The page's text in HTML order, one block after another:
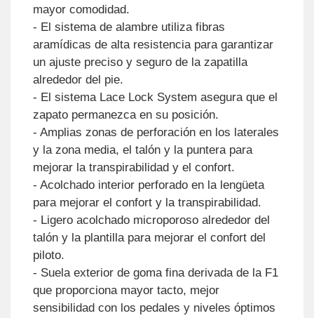
mayor comodidad.
- El sistema de alambre utiliza fibras
aramídicas de alta resistencia para garantizar
un ajuste preciso y seguro de la zapatilla
alrededor del pie.
- El sistema Lace Lock System asegura que el
zapato permanezca en su posición.
- Amplias zonas de perforación en los laterales
y la zona media, el talón y la puntera para
mejorar la transpirabilidad y el confort.
- Acolchado interior perforado en la lengüeta
para mejorar el confort y la transpirabilidad.
- Ligero acolchado microporoso alrededor del
talón y la plantilla para mejorar el confort del
piloto.
- Suela exterior de goma fina derivada de la F1
que proporciona mayor tacto, mejor
sensibilidad con los pedales y niveles óptimos